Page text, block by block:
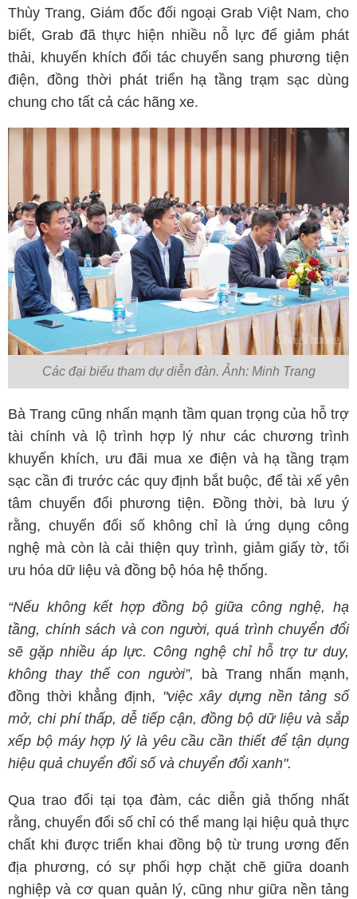
Thùy Trang, Giám đốc đối ngoại Grab Việt Nam, cho
biết, Grab đã thực hiện nhiều nỗ lực để giảm phát
thải, khuyến khích đối tác chuyển sang phương tiện
điện, đồng thời phát triển hạ tầng trạm sạc dùng
chung cho tất cả các hãng xe.
Các đại biểu tham dự diễn đàn. Ảnh: Minh Trang
Bà Trang cũng nhấn mạnh tầm quan trọng của hỗ trợ
tài chính và lộ trình hợp lý như các chương trình
khuyến khích, ưu đãi mua xe điện và hạ tầng trạm
sạc cần đi trước các quy định bắt buộc, để tài xế yên
tâm chuyển đổi phương tiện. Đồng thời, bà lưu ý
rằng, chuyển đổi số không chỉ là ứng dụng công
nghệ mà còn là cải thiện quy trình, giảm giấy tờ, tối
ưu hóa dữ liệu và đồng bộ hóa hệ thống.
“Nếu không kết hợp đồng bộ giữa công nghệ, hạ
tầng, chính sách và con người, quá trình chuyển đổi
sẽ gặp nhiều áp lực. Công nghệ chỉ hỗ trợ tư duy,
không thay thế con người”, bà Trang nhấn mạnh,
đồng thời khẳng định, "việc xây dựng nền tảng số
mở, chi phí thấp, dễ tiếp cận, đồng bộ dữ liệu và sắp
xếp bộ máy hợp lý là yêu cầu cần thiết để tận dụng
hiệu quả chuyển đổi số và chuyển đổi xanh".
Qua trao đổi tại tọa đàm, các diễn giả thống nhất
rằng, chuyển đổi số chỉ có thể mang lại hiệu quả thực
chất khi được triển khai đồng bộ từ trung ương đến
địa phương, có sự phối hợp chặt chẽ giữa doanh
nghiệp và cơ quan quản lý, cũng như giữa nền tảng